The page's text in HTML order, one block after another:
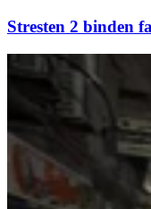
Stresten 2 binden